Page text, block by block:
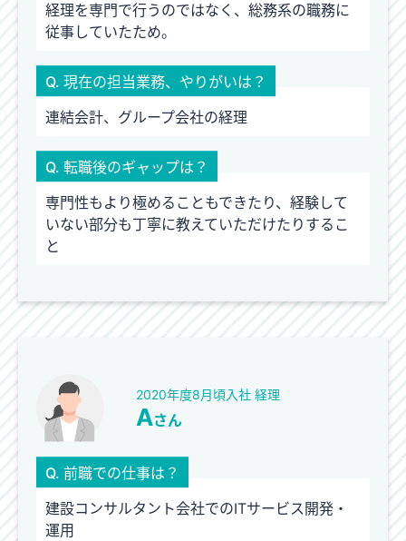
経理を専門で行うのではなく、総務系の職務に
従事していたため。
Q. 現在の担当業務、やりがいは？
連結会計、グループ会社の経理
Q. 転職後のギャップは？
専門性もより極めることもできたり、経験して
いない部分も丁寧に教えていただけたりするこ
と
2020年度8月頃入社 経理
Aさん
Q. 前職での仕事は？
建設コンサルタント会社でのITサービス開発・
運用